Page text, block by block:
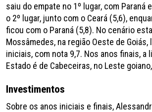
saiu do empate no 1º lugar, com Paraná
o 2º lugar, junto com o Ceará (5,6),
ficou com o Paraná (5,8). No cenário
Mossâmedes, na região Oeste de
iniciais, com nota 9,7. Nos anos finais, a
Estado é de Cabeceiras, no Leste
Investimentos
Sobre os anos iniciais e finais,